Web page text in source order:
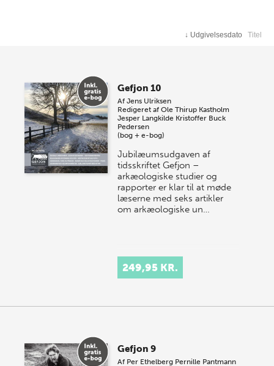
↓ Udgivelsesdato Titel
Gefjon 10
AfJens Ulriksen
Redigeret afOle Thirup Kastholm
Jesper Langkilde Kristoffer Buck
Pedersen
(bog + e-bog)
Jubilæumsudgaven af
tidsskriftet Gefjon –
arkæologiske studier og
rapporter er klar til at møde
læserne med seks artikler
om arkæologiske un…
249,95 KR.
Gefjon 9
Af Per Ethelberg Pernille Pantmann